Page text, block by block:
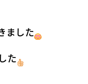
ました
た